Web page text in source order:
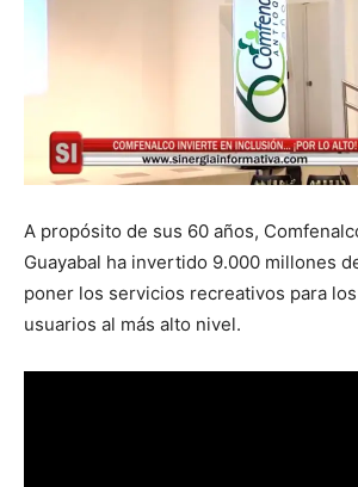
A propósito de sus 60 años,
Guayabal ha invertido 9.000 millones
poner los servicios recreativos para
usuarios al más alto nivel.